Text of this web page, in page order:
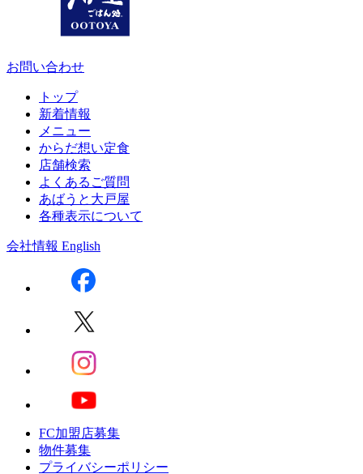
お問い合わせ
トップ
新着情報
メニュー
からだ想い定食
店舗検索
よくあるご質問
あばうと大戸屋
各種表示について
会社情報 English
FC加盟店募集
物件募集
プライバシーポリシー